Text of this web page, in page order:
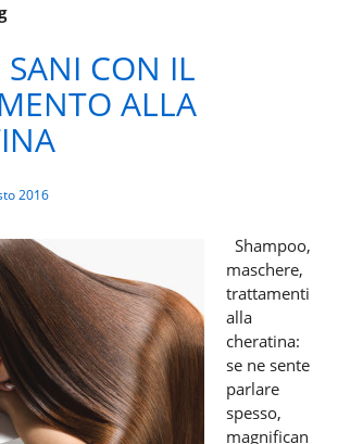
SANI CON IL
ALLA
2016
Shampoo,
maschere,
trattamenti
alla
cheratina:
se ne sente
parlare
spesso,
magnifican